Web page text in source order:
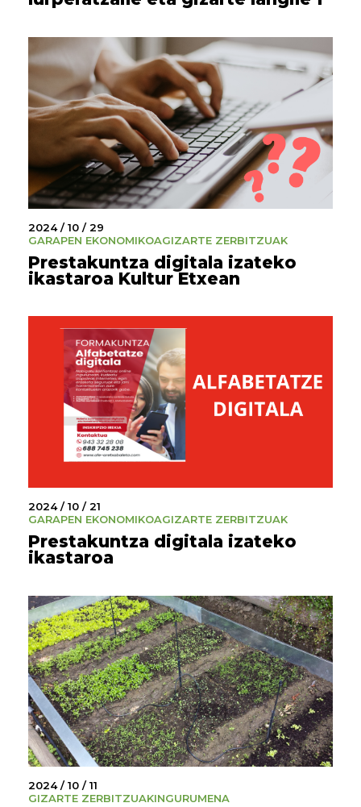
2024 / 10 / 29
GARAPEN EKONOMIKOAGIZARTE ZERBITZUAK
Prestakuntza digitala izateko
ikastaroa Kultur Etxean
2024 / 10 / 21
GARAPEN EKONOMIKOAGIZARTE ZERBITZUAK
Prestakuntza digitala izateko
ikastaroa
2024 / 10 / 11
GIZARTE ZERBITZUAKINGURUMENA